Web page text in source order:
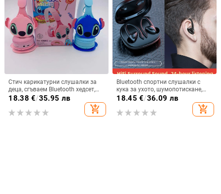
Стич карикатурни слушалки за
деца, сгъваем Bluetooth хедсет,
глава-монтаж, стерео звук, BT 5.0
18.38 €/35.95 лв
add_shopping_cart
Bluetooth спортни слушалки с
кука за ухото, шумопотискане,
Bluetooth 5.2, обхват 5 м, батерия
18.45 €/36.09 лв
add_shopping_cart